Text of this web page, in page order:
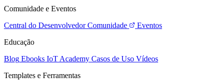
Comunidade e Eventos
Central do Desenvolvedor Comunidade
Eventos
Educação
Blog Ebooks IoT Academy Casos de Uso Vídeos
Templates e Ferramentas